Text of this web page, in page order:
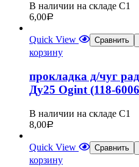
В наличии на складе С1
6,00Р
Quick View Сравнить
корзину
прокладка д/чуг
Ду25 Ogint (118-
В наличии на складе С1
8,00Р
Quick View Сравнить
корзину